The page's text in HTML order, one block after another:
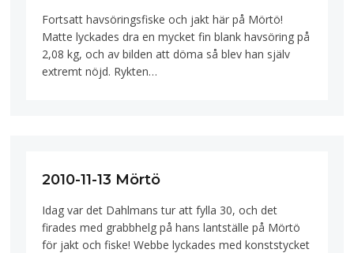
Fortsatt havsöringsfiske och jakt här på Mörtö!
Matte lyckades dra en mycket fin blank havsöring på
2,08 kg, och av bilden att döma så blev han själv
extremt nöjd. Rykten…
2010-11-13 Mörtö
Idag var det Dahlmans tur att fylla 30, och det
firades med grabbhelg på hans lantställe på Mörtö
för jakt och fiske! Webbe lyckades med konststycket